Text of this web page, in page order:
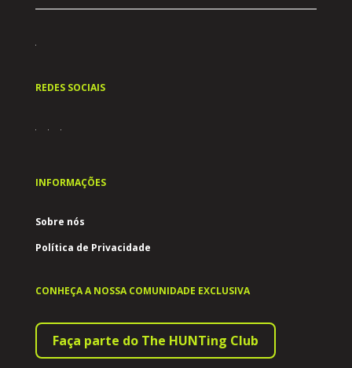
REDES SOCIAIS
INFORMAÇÕES
Sobre nós
Política de Privacidade
CONHEÇA A NOSSA COMUNIDADE EXCLUSIVA
Faça parte do The HUNTing Club